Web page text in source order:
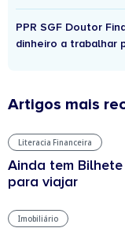
PPR SGF Doutor
dinheiro a trabalhar
Artigos mais
Literacia Financeira
Ainda tem
para viajar
Imobiliário